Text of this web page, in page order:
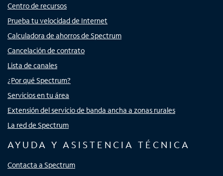
Centro de recursos
Prueba tu velocidad de Internet
Calculadora de ahorros de Spectrum
Cancelación de contrato
Lista de canales
¿Por qué Spectrum?
Servicios en tu área
Extensión del servicio de banda ancha a zonas rurales
La red de Spectrum
AYUDA Y ASISTENCIA TÉCNICA
Contacta a Spectrum